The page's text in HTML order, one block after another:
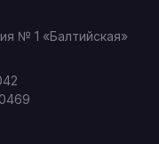
№ 1 «Балтийская»